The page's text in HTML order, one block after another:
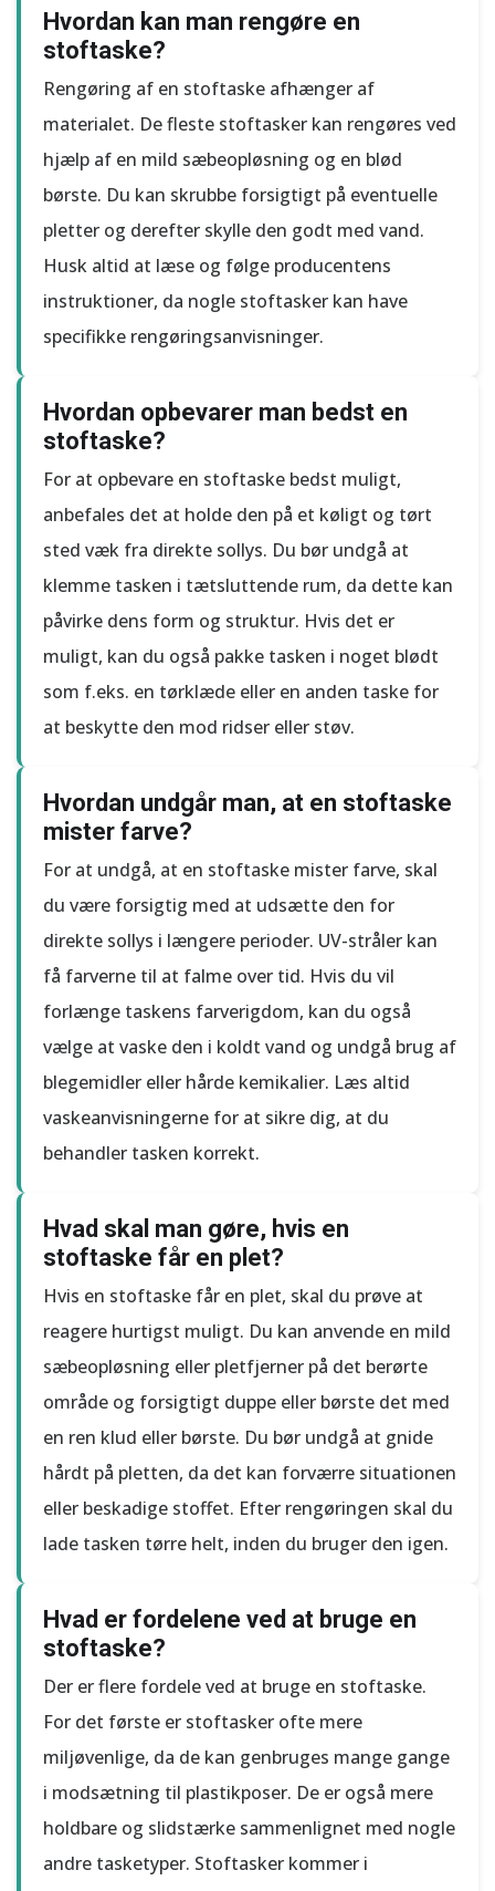
Hvordan kan man rengøre en
stoftaske?
Rengøring af en stoftaske afhænger af
materialet. De fleste stoftasker kan rengøres ved
hjælp af en mild sæbeopløsning og en blød
børste. Du kan skrubbe forsigtigt på eventuelle
pletter og derefter skylle den godt med vand.
Husk altid at læse og følge producentens
instruktioner, da nogle stoftasker kan have
specifikke rengøringsanvisninger.
Hvordan opbevarer man bedst en
stoftaske?
For at opbevare en stoftaske bedst muligt,
anbefales det at holde den på et køligt og tørt
sted væk fra direkte sollys. Du bør undgå at
klemme tasken i tætsluttende rum, da dette kan
påvirke dens form og struktur. Hvis det er
muligt, kan du også pakke tasken i noget blødt
som f.eks. en tørklæde eller en anden taske for
at beskytte den mod ridser eller støv.
Hvordan undgår man, at en stoftaske
mister farve?
For at undgå, at en stoftaske mister farve, skal
du være forsigtig med at udsætte den for
direkte sollys i længere perioder. UV-stråler kan
få farverne til at falme over tid. Hvis du vil
forlænge taskens farverigdom, kan du også
vælge at vaske den i koldt vand og undgå brug af
blegemidler eller hårde kemikalier. Læs altid
vaskeanvisningerne for at sikre dig, at du
behandler tasken korrekt.
Hvad skal man gøre, hvis en
stoftaske får en plet?
Hvis en stoftaske får en plet, skal du prøve at
reagere hurtigst muligt. Du kan anvende en mild
sæbeopløsning eller pletfjerner på det berørte
område og forsigtigt duppe eller børste det med
en ren klud eller børste. Du bør undgå at gnide
hårdt på pletten, da det kan forværre situationen
eller beskadige stoffet. Efter rengøringen skal du
lade tasken tørre helt, inden du bruger den igen.
Hvad er fordelene ved at bruge en
stoftaske?
Der er flere fordele ved at bruge en stoftaske.
For det første er stoftasker ofte mere
miljøvenlige, da de kan genbruges mange gange
i modsætning til plastikposer. De er også mere
holdbare og slidstærke sammenlignet med nogle
andre tasketyper. Stoftasker kommer i